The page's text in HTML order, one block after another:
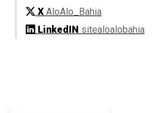
X AloAlo_Bahia
LinkedIN sitealoalobahia